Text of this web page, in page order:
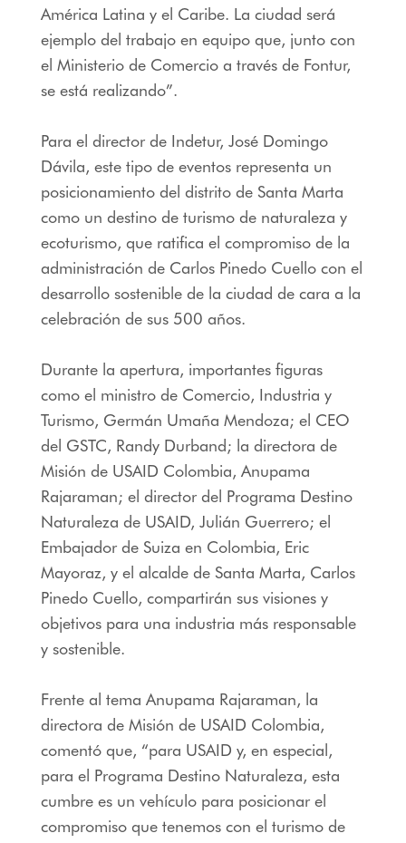
América Latina y el Caribe. La ciudad será
ejemplo del trabajo en equipo que, junto con
el Ministerio de Comercio a través de Fontur,
se está realizando”.
Para el director de Indetur, José Domingo
Dávila, este tipo de eventos representa un
posicionamiento del distrito de Santa Marta
como un destino de turismo de naturaleza y
ecoturismo, que ratifica el compromiso de la
administración de Carlos Pinedo Cuello con el
desarrollo sostenible de la ciudad de cara a la
celebración de sus 500 años.
Durante la apertura, importantes figuras
como el ministro de Comercio, Industria y
Turismo, Germán Umaña Mendoza; el CEO
del GSTC, Randy Durband; la directora de
Misión de USAID Colombia, Anupama
Rajaraman; el director del Programa Destino
Naturaleza de USAID, Julián Guerrero; el
Embajador de Suiza en Colombia, Eric
Mayoraz, y el alcalde de Santa Marta, Carlos
Pinedo Cuello, compartirán sus visiones y
objetivos para una industria más responsable
y sostenible.
Frente al tema Anupama Rajaraman, la
directora de Misión de USAID Colombia,
comentó que, “para USAID y, en especial,
para el Programa Destino Naturaleza, esta
cumbre es un vehículo para posicionar el
compromiso que tenemos con el turismo de